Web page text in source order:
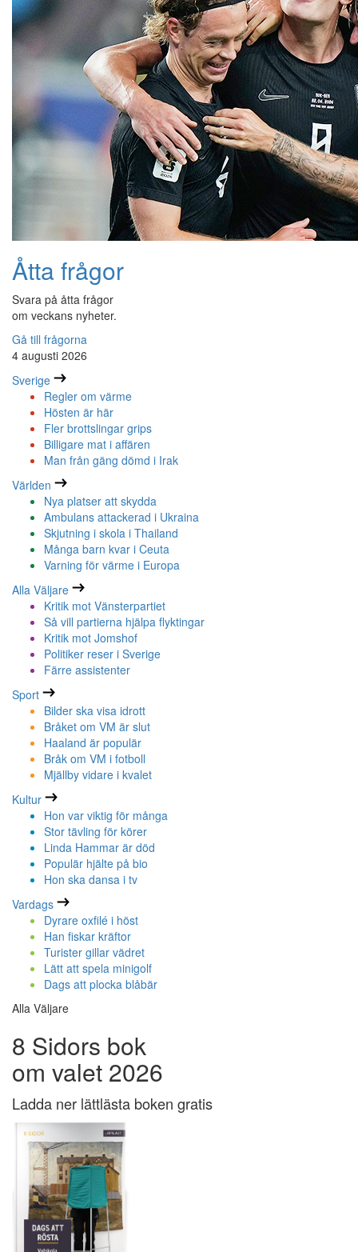
Åtta frågor
Svara på åtta frågor
om veckans nyheter.
Gå till frågorna
4 augusti 2026
Sverige
Regler om värme
Hösten är här
Fler brottslingar grips
Billigare mat i affären
Man från gäng dömd i Irak
Världen
Nya platser att skydda
Ambulans attackerad i Ukraina
Skjutning i skola i Thailand
Många barn kvar i Ceuta
Varning för värme i Europa
Alla Väljare
Kritik mot Vänsterpartiet
Så vill partierna hjälpa flyktingar
Kritik mot Jomshof
Politiker reser i Sverige
Färre assistenter
Sport
Bilder ska visa idrott
Bråket om VM är slut
Haaland är populär
Bråk om VM i fotboll
Mjällby vidare i kvalet
Kultur
Hon var viktig för många
Stor tävling för körer
Linda Hammar är död
Populär hjälte på bio
Hon ska dansa i tv
Vardags
Dyrare oxfilé i höst
Han fiskar kräftor
Turister gillar vädret
Lätt att spela minigolf
Dags att plocka blåbär
Alla Väljare
8 Sidors bok
om valet 2026
Ladda ner lättlästa boken gratis